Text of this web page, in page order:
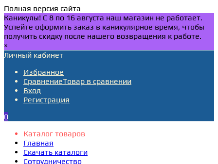
Полная версия сайта
Каникулы! С 8 по 16 августа наш магазин не работает.
Успейте оформить заказ в каникулярное время, чтобы
получить скидку после нашего возвращения к работе.
×
Личный кабинет
Избранное
СравнениеТовар в сравнении
Вход
Регистрация
0
Каталог товаров
Главная
Скачать каталоги
Сотрудничество